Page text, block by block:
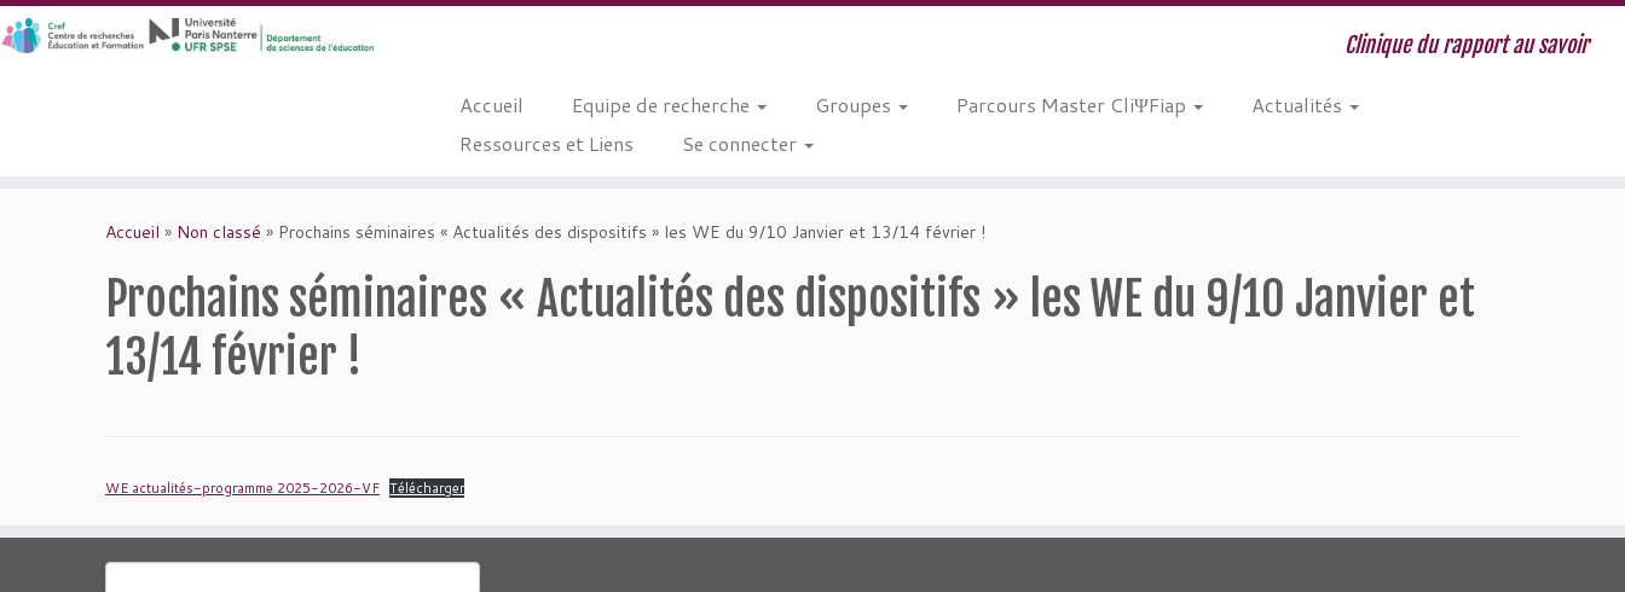
Clinique du rapport au savoir
Accueil Equipe de recherche Groupes Parcours Master CliΨFiap
Actualités
Ressources et Liens
Se connecter
Accueil » Non classé » Prochains séminaires « Actualités des dispositifs » les WE du 9/10 Janvier et 13/14 février !
Prochains séminaires « Actualités des dispositifs » les WE du 9/10 Janvier et
13/14 février !
WE actualités-programme 2025-2026-VF Télécharger